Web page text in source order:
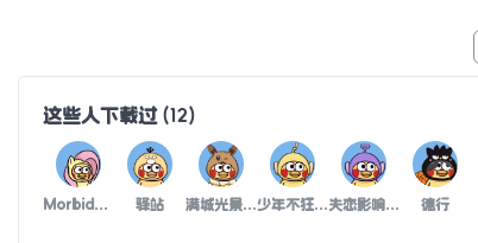
这些人下载过(12)
Morbid病态 驿站 满城光景不及他 少年不狂天地难容 失恋影响学习 德行